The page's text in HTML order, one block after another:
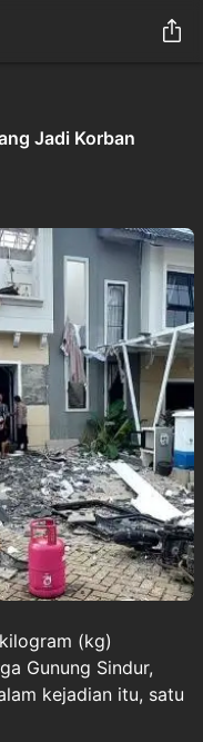
Jadi Korban
(kg)
Gunung Sindur,
kejadian itu, satu